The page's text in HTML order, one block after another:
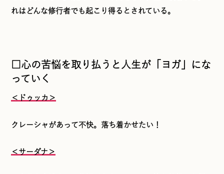
れはどんな修行者でも起こり得るとされている。
□心の苦悩を取り払うと人生が「ヨガ」にな
っていく
＜ドゥッカ＞
クレーシャがあって不快。落ち着かせたい！
＜サーダナ＞